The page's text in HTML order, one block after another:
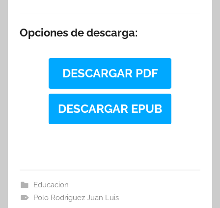
Opciones de descarga:
DESCARGAR PDF
DESCARGAR EPUB
Educacion
Polo Rodriguez Juan Luis